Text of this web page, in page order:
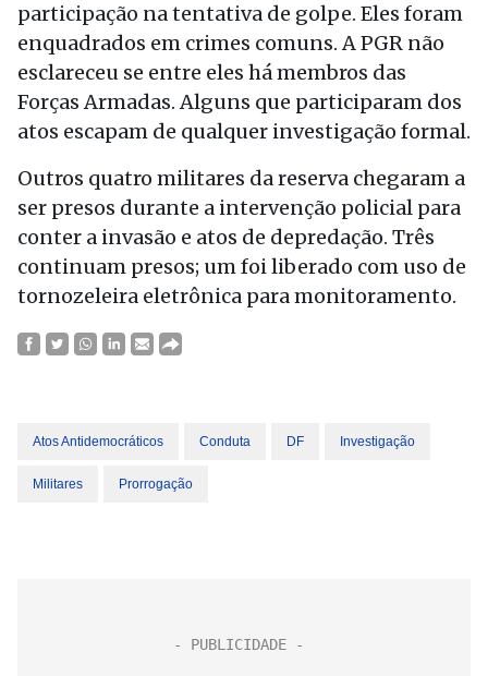
participação na tentativa de golpe. Eles foram
enquadrados em crimes comuns. A PGR não
esclareceu se entre eles há membros das
Forças Armadas. Alguns que participaram dos
atos escapam de qualquer investigação formal.
Outros quatro militares da reserva chegaram a
ser presos durante a intervenção policial para
conter a invasão e atos de depredação. Três
continuam presos; um foi liberado com uso de
tornozeleira eletrônica para monitoramento.
Atos Antidemocráticos Conduta DF Investigação
Militares Prorrogação